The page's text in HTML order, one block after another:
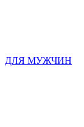
ДЛЯ МУЖЧИН